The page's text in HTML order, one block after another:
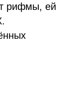
рифмы, ей